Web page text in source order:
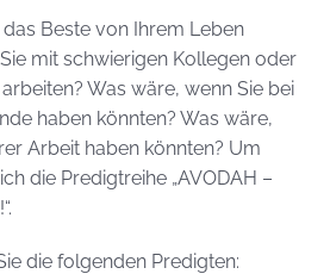
Beste von Ihrem Leben
mit schwierigen Kollegen oder
Was wäre, wenn Sie bei
haben könnten? Was wäre,
Arbeit haben könnten? Um
die Predigtreihe „AVODAH –
die folgenden Predigten: